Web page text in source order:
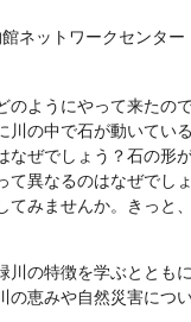
ネットワークセンタ
ようにやって来たの
川の中で石が動いて
ぜでしょう？石の形
て異なるのはなぜで
てみませんか。きっと
の特徴を学ぶととも
恵みや自然災害につ